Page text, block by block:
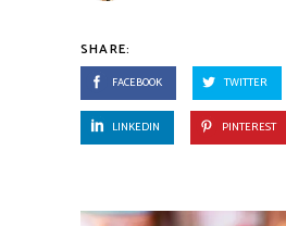
SHARE:
FACEBOOK TWITTER
LINKEDIN PINTEREST